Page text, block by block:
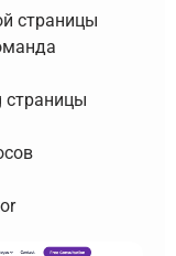
страницы
страницы